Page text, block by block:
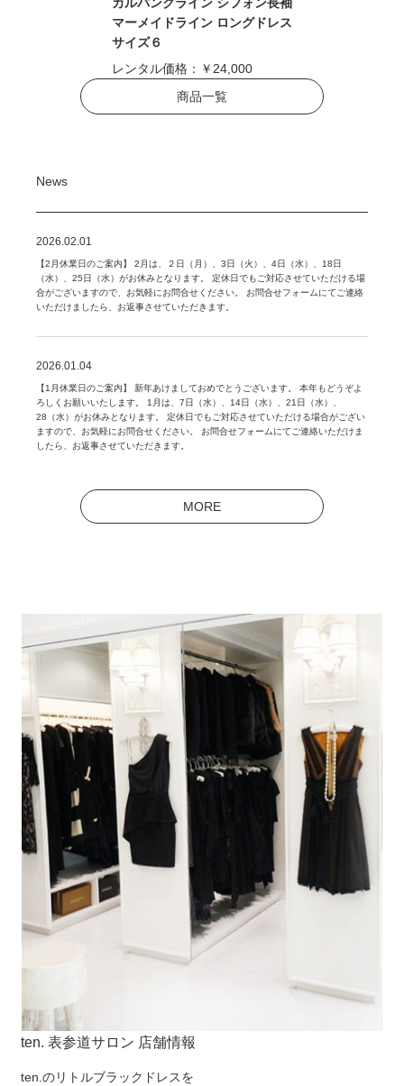
マーメイドライン ロングドレス
サイズ６
レンタル価格： ￥24,000
商品一覧
News
2026.02.01
【2月休業日のご案内】 2月は、２日（月）、3日（火）、4日（水）、18日
（水）、25日（水）がお休みとなります。 定休日でもご対応させていただける場
合がございますので、お気軽にお問合せください。 お問合せフォームにてご連絡
いただけましたら、お返事させていただきます。
2026.01.04
【1月休業日のご案内】 新年あけましておめでとうございます。 本年もどうぞよ
ろしくお願いいたします。 1月は、7日（水）、14日（水）、21日（水）、
28（水）がお休みとなります。 定休日でもご対応させていただける場合がござい
ますので、お気軽にお問合せください。 お問合せフォームにてご連絡いただけま
したら、お返事させていただきます。
MORE
ten. 表参道サロン 店舗情報
ten.のリトルブラックドレスを